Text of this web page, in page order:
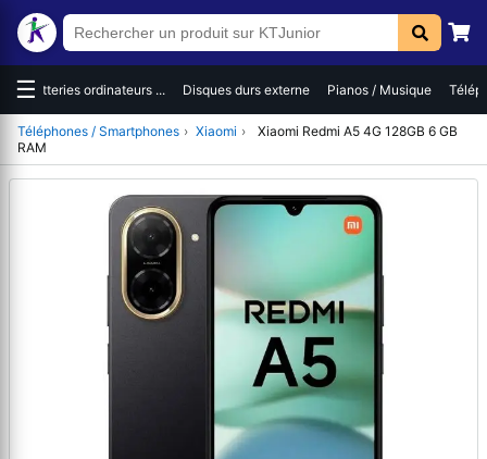
☰Batteries ordinateurs ... Disques durs externe Pianos / Musique
Téléphones / Smartphones › Xiaomi ›
Xiaomi Redmi A5 4G 128GB 6 GB
RAM